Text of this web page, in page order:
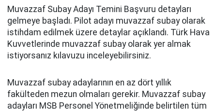
Muvazzaf Subay Adayı Temini Başvuru detayları
gelmeye başladı. Pilot adayı muvazzaf subay olarak
istihdam edilmek üzere detaylar açıklandı. Türk Hava
Kuvvetlerinde muvazzaf subay olarak yer almak
istiyorsanız kılavuzu inceleyebilirsiniz.
Muvazzaf subay adaylarının en az dört yıllık
fakülteden mezun olmaları gerekir. Muvazzaf subay
adayları MSB Personel Yönetmeliğinde belirtilen tüm